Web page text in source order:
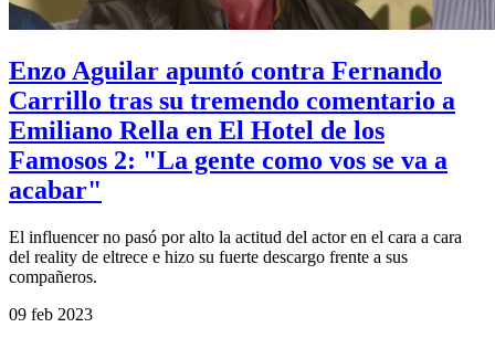
Enzo Aguilar apuntó contra Fernando
Carrillo tras su tremendo comentario a
Emiliano Rella en El Hotel de los
Famosos 2: "La gente como vos se va a
acabar"
El influencer no pasó por alto la actitud del actor en el cara a cara
del reality de eltrece e hizo su fuerte descargo frente a sus
compañeros.
09 feb 2023